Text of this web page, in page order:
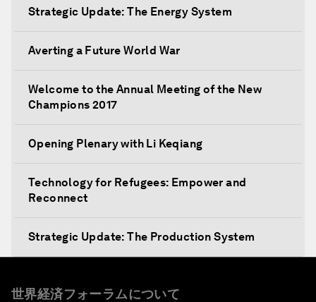
Strategic Update: The Energy System
Averting a Future World War
Welcome to the Annual Meeting of the New
Champions 2017
Opening Plenary with Li Keqiang
Technology for Refugees: Empower and
Reconnect
Strategic Update: The Production System
世界経済フォーラムについて